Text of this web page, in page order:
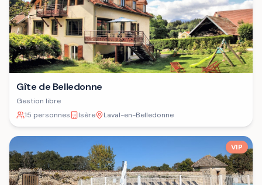
Gîte de Belledonne
Gestion libre
15 personnes
Isère Laval-en-Belledonne
VIP